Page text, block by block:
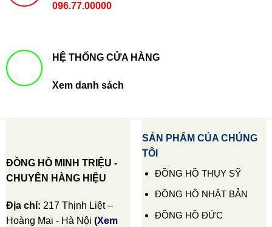
096.77.00000
HỆ THỐNG CỬA HÀNG
Xem danh sách
ĐỒNG HỒ MINH TRIỆU -
CHUYÊN HÀNG HIỆU
Địa chỉ: 217 Thịnh Liệt –
Hoàng Mai - Hà Nội (Xem
SẢN PHẨM CỦA CHÚNG
TÔI
ĐỒNG HỒ THỤY SỸ
ĐỒNG HỒ NHẬT BẢN
ĐỒNG HỒ ĐỨC